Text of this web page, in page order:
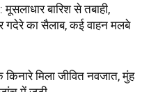
बारिश से तबाही,
गदेरे का सैलाब, कई वाहन मलबे
मिला जीवित नवजात, मुंह